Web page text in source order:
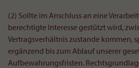
(2) Sollte im Anschluss an eine
berechtigte Interesse gestützt wird,
Vertragsverhältnis zustande kommen,
ergänzend bis zum Ablauf unserer
Aufbewahrungsfristen.